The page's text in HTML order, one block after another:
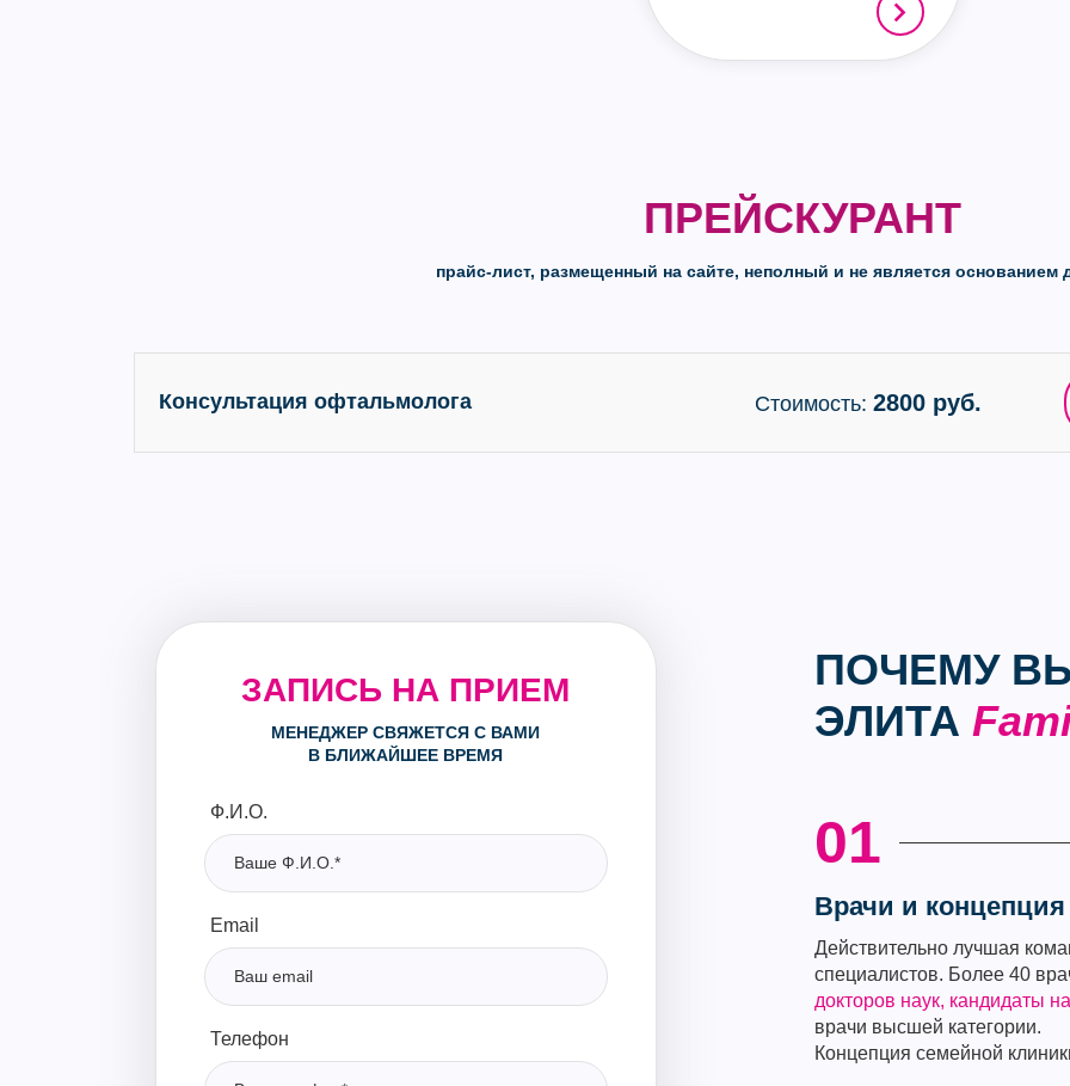
ПРЕЙСКУРАНТ
прайс-лист, размещенный на сайте, неполный и не является основанием
Консультация офтальмолога Стоимость: 2800 руб.
ЗАПИСЬ НА ПРИЕМ
МЕНЕДЖЕР СВЯЖЕТСЯ С ВАМИ
В БЛИЖАЙШЕЕ ВРЕМЯ
Ф.И.О.
Email
Телефон
ПОЧЕМУ
ЭЛИТА
01
Врачи и концепция
Действительно лучшая
специалистов. Более 40
докторов наук, кандидаты
врачи высшей категории.
Концепция семейной